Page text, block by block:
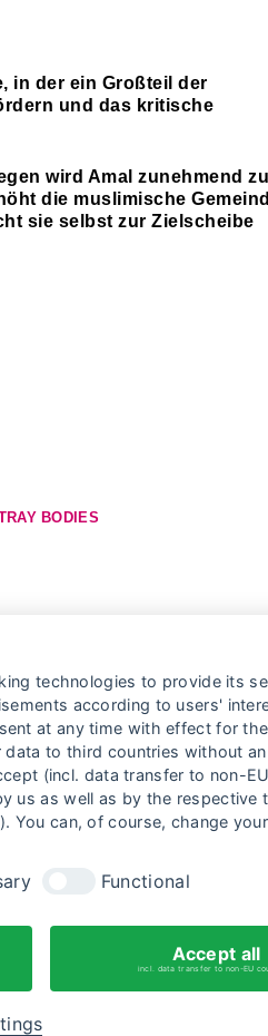
in der ein Großteil der
und das kritische
wird Amal zunehmend
die muslimische
sie selbst zur Zielscheibe
technologies to provide its
according to users'
at any time with effect for
to third countries without
(incl. data transfer to non-
us as well as by the respective
You can, of course, change
Functional
Accept all
incl. data transfer to non-EU